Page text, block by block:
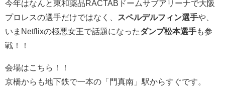
今年はなんと東和薬品RACTABドームサブアリーナで大阪
プロレスの選手だけではなく、
スペルデルフィン選手や、
いまNetflixの極悪女王で話題になったダンプ松本選手も参
戦！！
会場はこちら！！
京橋からも地下鉄で一本の「門真南」駅からすぐです。